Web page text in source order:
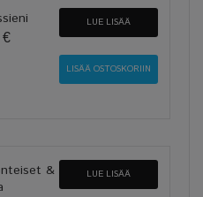
€
LUE LISÄÄ
&
LUE LISÄÄ